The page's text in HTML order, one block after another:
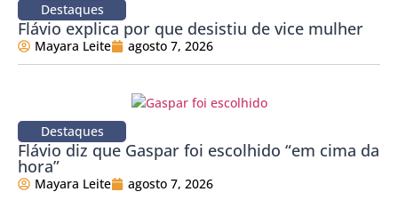
Destaques
Flávio explica por que desistiu de vice mulher
Mayara Leite agosto 7, 2026
Destaques
Flávio diz que Gaspar foi escolhido “em cima da
hora”
Mayara Leite agosto 7, 2026